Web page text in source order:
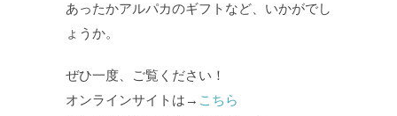
あったかアルパカのギフトなど、いかがでし
ょうか。
ぜひ一度、ご覧ください！
オンラインサイトは→ こちら